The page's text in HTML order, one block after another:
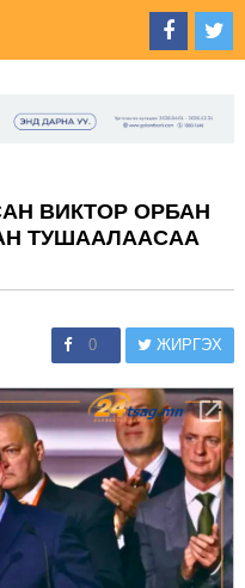
ВИКТОР ОРБАН
ТУШААЛААСАА
0 ЖИРГЭХ